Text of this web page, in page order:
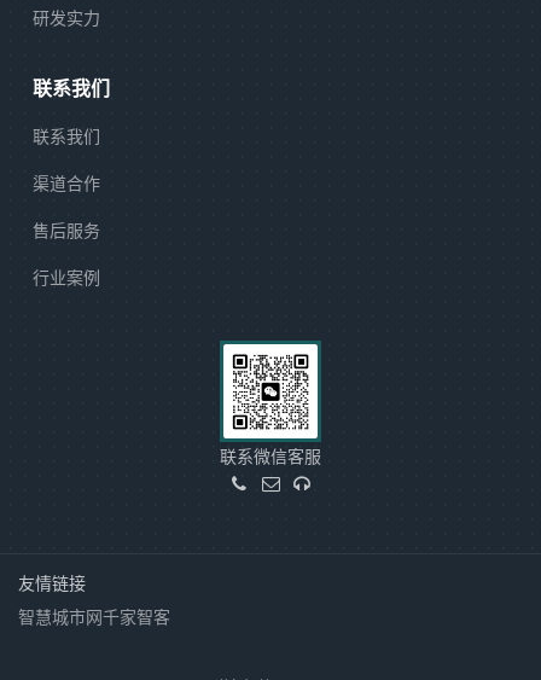
研发实力
联系我们
联系我们
渠道合作
售后服务
行业案例
联系微信客服
友情链接
智慧城市网千家智客